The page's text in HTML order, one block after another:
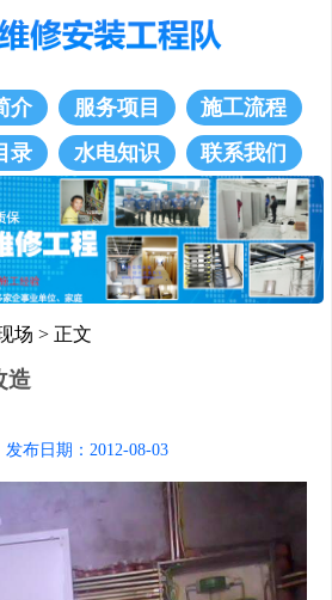
介 服务项目
施工流程
录 水电知识 联系我们
场 > 正文
造
布日期：2012-08-03